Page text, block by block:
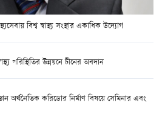
বিশ্ব স্বাস্থ্য সংস্থার একাধিক উদ্যোগ
পরিস্থিতির উন্নয়নে চীনের অবদান
অর্থনৈতিক করিডোর নির্মাণ বিষয়ে সেমিনার এবং